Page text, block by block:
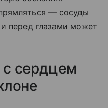
— сосуды
перед глазами может
с сердцем